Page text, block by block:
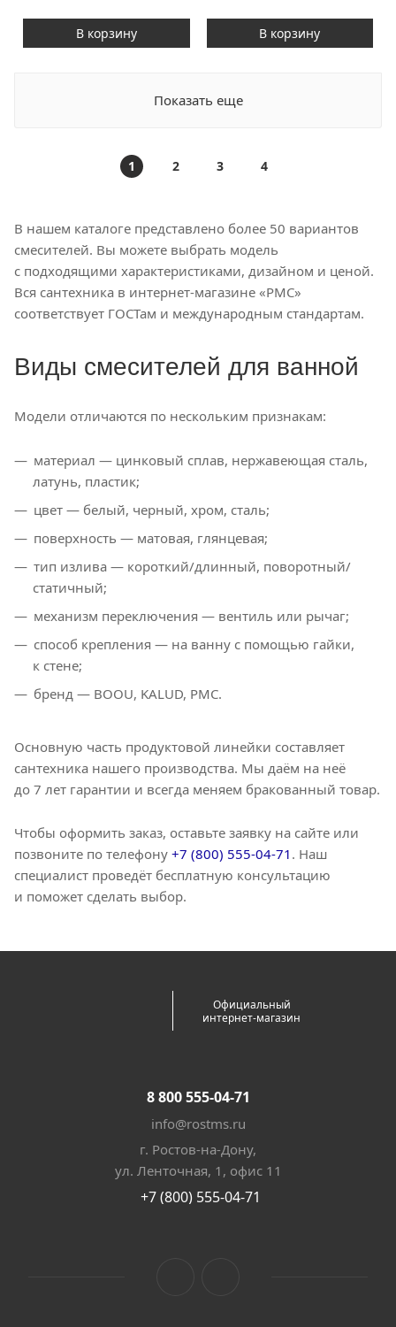
В корзину В корзину
Показать еще
1 2 3 4
В нашем каталоге представлено более 50 вариантов
смесителей. Вы можете выбрать модель
с подходящими характеристиками, дизайном и ценой.
Вся сантехника в интернет-магазине «РМС»
соответствует ГОСТам и международным стандартам.
Виды смесителей для ванной
Модели отличаются по нескольким признакам:
материал — цинковый сплав, нержавеющая сталь,
латунь, пластик;
цвет — белый, черный, хром, сталь;
поверхность — матовая, глянцевая;
тип излива — короткий/длинный, поворотный/
статичный;
механизм переключения — вентиль или рычаг;
способ крепления — на ванну с помощью гайки,
к стене;
бренд — BOOU, KALUD, РМС.
Основную часть продуктовой линейки составляет
сантехника нашего производства. Мы даём на неё
до 7 лет гарантии и всегда меняем бракованный товар.
Чтобы оформить заказ, оставьте заявку на сайте или
позвоните по телефону +7 (800) 555-04-71 . Наш
специалист проведёт бесплатную консультацию
и поможет сделать выбор.
Официальный
интернет-магазин
8 800 555-04-71
info@rostms.ru
г. Ростов-на-Дону,
ул. Ленточная, 1, офис 11
+7 (800) 555-04-71